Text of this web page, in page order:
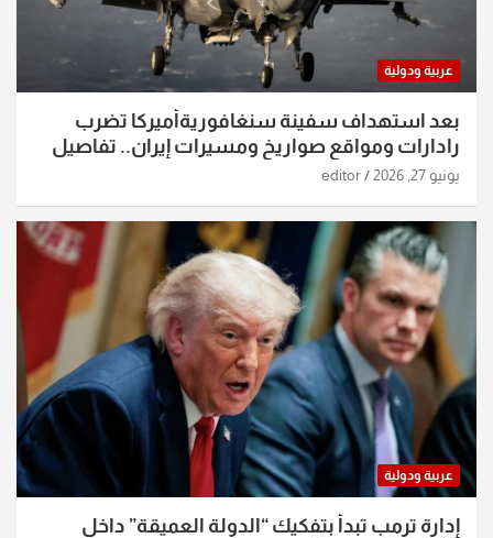
عربية ودولية
بعد استهداف سفينة سنغافوريةأميركا تضرب
رادارات ومواقع صواريخ ومسيرات إيران.. تفاصيل
الساعات الماضية
يونيو 27, 2026 editor
عربية ودولية
إدارة ترمب تبدأ بتفكيك “الدولة العميقة” داخل